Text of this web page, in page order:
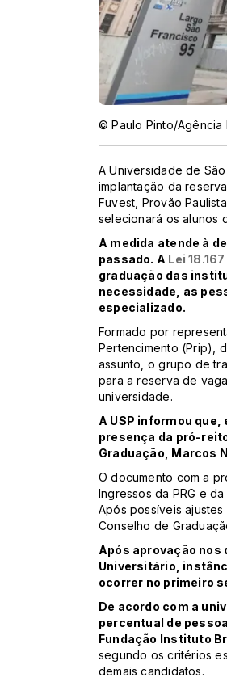
© Paulo Pinto/Agência
A Universidade de
implantação da
Fuvest, Provão
selecionará os alunos
A medida atende à
passado. A Lei 18.167
graduação das
necessidade, as
especializado.
Formado por
Pertencimento (Prip),
assunto, o grupo de
para a reserva de
universidade.
A USP informou
presença da pró-
Graduação, Marcos
O documento com a
Ingressos da PRG e
Após possíveis
Conselho de
Após aprovação nos
Universitário,
ocorrer no primeiro
De acordo com a
percentual de
Fundação Instituto
segundo os critérios
demais candidatos.